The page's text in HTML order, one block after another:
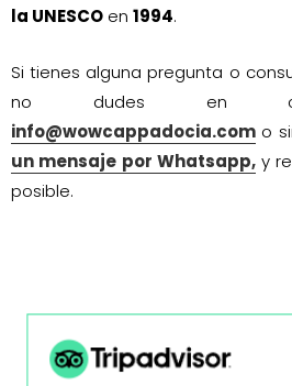
la UNESCO en 1994.
Si tienes alguna pregunta o
no dudes en
info@wowcappadocia.com o
un mensaje por Whatsapp,y
posible.